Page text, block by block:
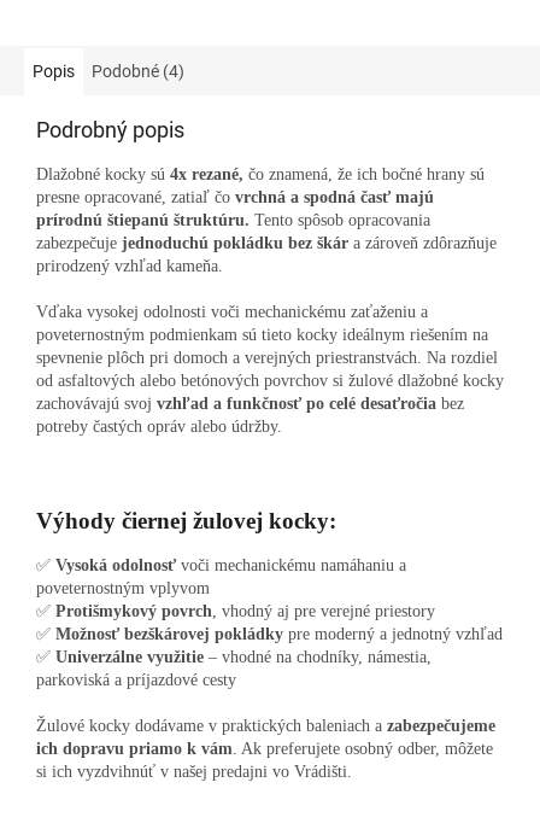
Popis Podobné (4)
Podrobný popis
Dlažobné kocky sú 4x rezané, čo znamená, že ich bočné hrany sú
presne opracované, zatiaľ čo vrchná a spodná časť majú
prírodnú štiepanú štruktúru. Tento spôsob opracovania
zabezpečuje jednoduchú pokládku bez škár a zároveň zdôrazňuje
prirodzený vzhľad kameňa.
Vďaka vysokej odolnosti voči mechanickému zaťaženiu a
poveternostným podmienkam sú tieto kocky ideálnym riešením na
spevnenie plôch pri domoch a verejných priestranstvách. Na rozdiel
od asfaltových alebo betónových povrchov si žulové dlažobné kocky
zachovávajú svoj vzhľad a funkčnosť po celé desaťročia bez
potreby častých opráv alebo údržby.
Výhody čiernej žulovej kocky:
✅ Vysoká odolnosť voči mechanickému namáhaniu a
poveternostným vplyvom
✅ Protišmykový povrch, vhodný aj pre verejné priestory
✅ Možnosť bezškárovej pokládky pre moderný a jednotný vzhľad
✅ Univerzálne využitie – vhodné na chodníky, námestia,
parkoviská a príjazdové cesty
Žulové kocky dodávame v praktických baleniach a zabezpečujeme
ich dopravu priamo k vám. Ak preferujete osobný odber, môžete
si ich vyzdvihnúť v našej predajni vo Vrádišti.